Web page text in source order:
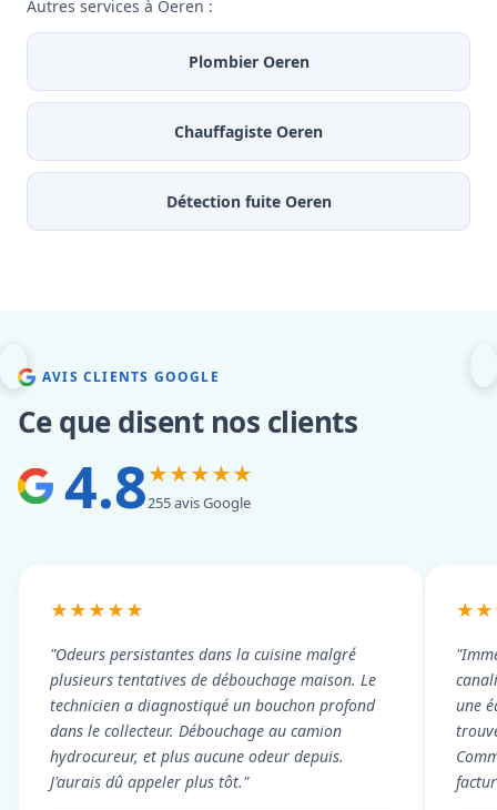
Autres services à Oeren :
Plombier Oeren
Chauffagiste Oeren
Détection fuite Oeren
AVIS CLIENTS GOOGLE
Ce que disent nos clients
4.8★★★★★
255 avis Google
★★★★★
"Odeurs persistantes dans la cuisine malgré
plusieurs tentatives de débouchage maison. Le
technicien a diagnostiqué un bouchon profond
dans le collecteur. Débouchage au camion
hydrocureur, et plus aucune odeur depuis.
J'aurais dû appeler plus tôt."
une